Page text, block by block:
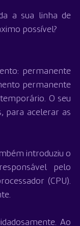
a sua linha de
possível?
permanente
permanente
O seu
para acelerar as
introduziu o
pelo
(CPU).
Ao